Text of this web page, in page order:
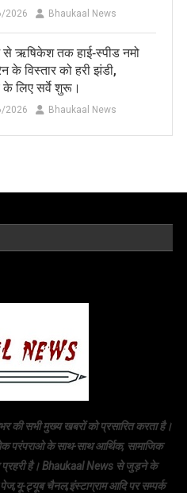
2026 Bhaukaal News
से ऋषिकेश तक हाई‑स्पीड नमो
के विस्तार को हरी झंडी,
के लिए सर्वे शुरू।
2026 Bhaukaal News
की सभी मुख्य खबरों को प्रसारित करता है।
परंपराओ के साथ-साथ आर्थिक, सामाजिक
प्रहरी है। Bhaukaal News से जुड़ने के
ट्यूब चैनल,इंस्टाग्राम आदि पर सम्पर्क